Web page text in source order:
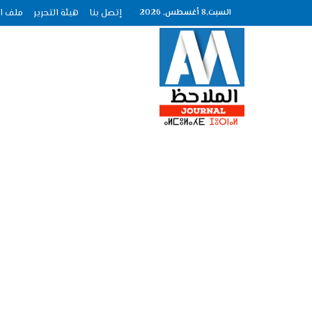
السبت,8 أغسطس, 2026 إتصل بنا هيئة التحرير ملف